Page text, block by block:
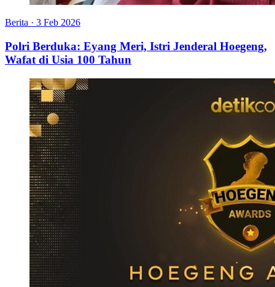
Berita · 3 Feb 2026
Polri Berduka: Eyang Meri, Istri Jenderal Hoegeng,
Wafat di Usia 100 Tahun